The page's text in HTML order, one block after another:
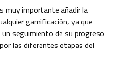
muy importante añadir la
gamificación, ya que
seguimiento de su progreso
las diferentes etapas del